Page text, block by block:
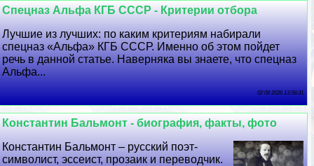
Спецназ Альфа КГБ СССР - Критерии отбора
Лучшие из лучших: по каким критериям набирали
спецназ «Альфа» КГБ СССР. Именно об этом пойдет
речь в данной статье. Наверняка вы знаете, что спецназ
Альфа...
02 08 2026 13:58:31
Константин Бальмонт - биография, факты, фото
Константин Бальмонт – русский поэт-
символист, эссеист, прозаик и переводчик.